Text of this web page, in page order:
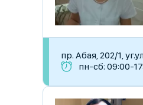
пр. Абая, 202/1,
пн-сб: 09:00-